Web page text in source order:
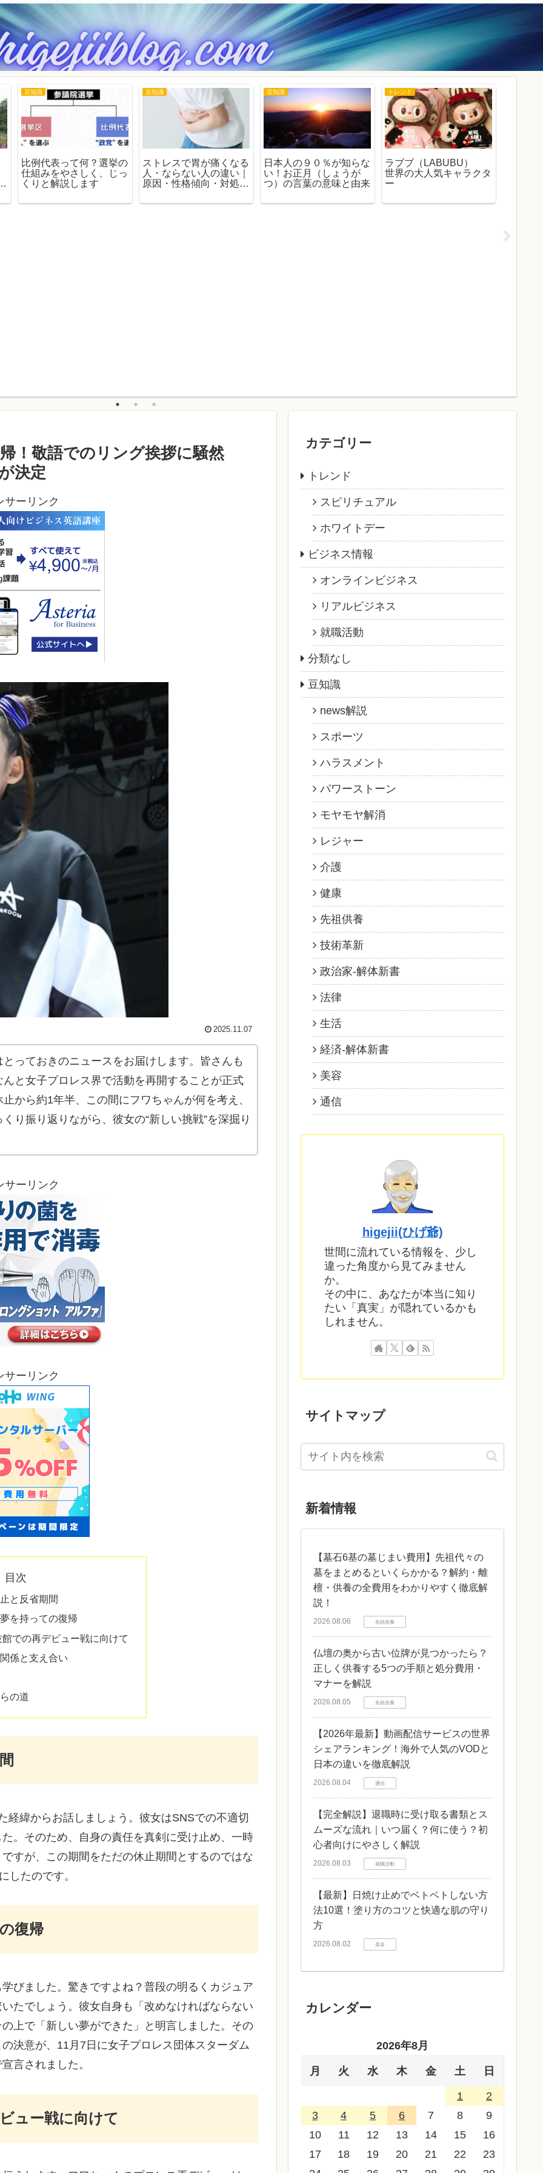
豆知識
比例代表って何？選挙の
仕組みをやさしく、じっ
くりと解説します
豆知識
ストレスで胃が痛くなる
人・ならない人の違い｜
原因・性格傾向・対処法
豆知識
日本人の９０％が知らな
い！お正月（しょうが
つ）の言葉の意味と由来
トレンド
ラブブ（LABUBU）
世界の大人気キャラクタ
ー
！敬語でのリング挨拶に騒然
決定
サーリンク
2025.11.07
っておきのニュースをお届けします。皆さんも
と女子プロレス界で活動を再開することが正式
から約1年半、この間にフワちゃんが何を考え、
り振り返りながら、彼女の“新しい挑戦”を深掘り
サーリンク
サーリンク
目次
と反省期間
を持っての復帰
での再デビュー戦に向けて
係と支え合い
の道
経緯からお話しましょう。彼女はSNSでの不適切
。そのため、自身の責任を真剣に受け止め、一時
すが、この期間をただの休止期間とするのではな
したのです。
復帰
びました。驚きですよね？普段の明るくカジュア
たでしょう。彼女自身も「改めなければならない
上で「新しい夢ができた」と明言しました。その
決意が、11月7日に女子プロレス団体スターダム
言されました。
ュー戦に向けて
カテゴリー
トレンド
スピリチュアル
ホワイトデー
ビジネス情報
オンラインビジネス
リアルビジネス
就職活動
分類なし
豆知識
news解説
スポーツ
ハラスメント
パワーストーン
モヤモヤ解消
レジャー
介護
健康
先祖供養
技術革新
政治家‐解体新書
法律
生活
経済‐解体新書
美容
通信
higejii(ひげ爺)
世間に流れている情報を、少し
違った角度から見てみません
か。
その中に、あなたが本当に知り
たい「真実」が隠れているかも
しれません。
サイトマップ
新着情報
【墓石6基の墓じまい費用】先祖代々の
墓をまとめるといくらかかる？解約・離
檀・供養の全費用をわかりやすく徹底解
説！
2026.08.06 先祖供養
仏壇の奥から古い位牌が見つかったら？
正しく供養する5つの手順と処分費用・
マナーを解説
2026.08.05 先祖供養
【2026年最新】動画配信サービスの世界
シェアランキング！海外で人気のVODと
日本の違いを徹底解説
2026.08.04 通信
【完全解説】退職時に受け取る書類とス
ムーズな流れ｜いつ届く？何に使う？初
心者向けにやさしく解説
2026.08.03 就職活動
【最新】日焼け止めでベトベトしない方
法10選！塗り方のコツと快適な肌の守り
方
2026.08.02 美容
カレンダー
2026年8月
月 火 水 木 金 土 日
1
2
3
4 5 6 7 8
9
10
11 12 13 14 15
16
17
18 19 20 21 22
23